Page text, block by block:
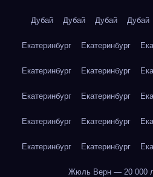
Дубай Дубай Дубай Дубай
Екатеринбург Екатеринбург
Екатеринбург Екатеринбург
Екатеринбург Екатеринбург
Екатеринбург Екатеринбург
Екатеринбург Екатеринбург
Жюль Верн — 20 000